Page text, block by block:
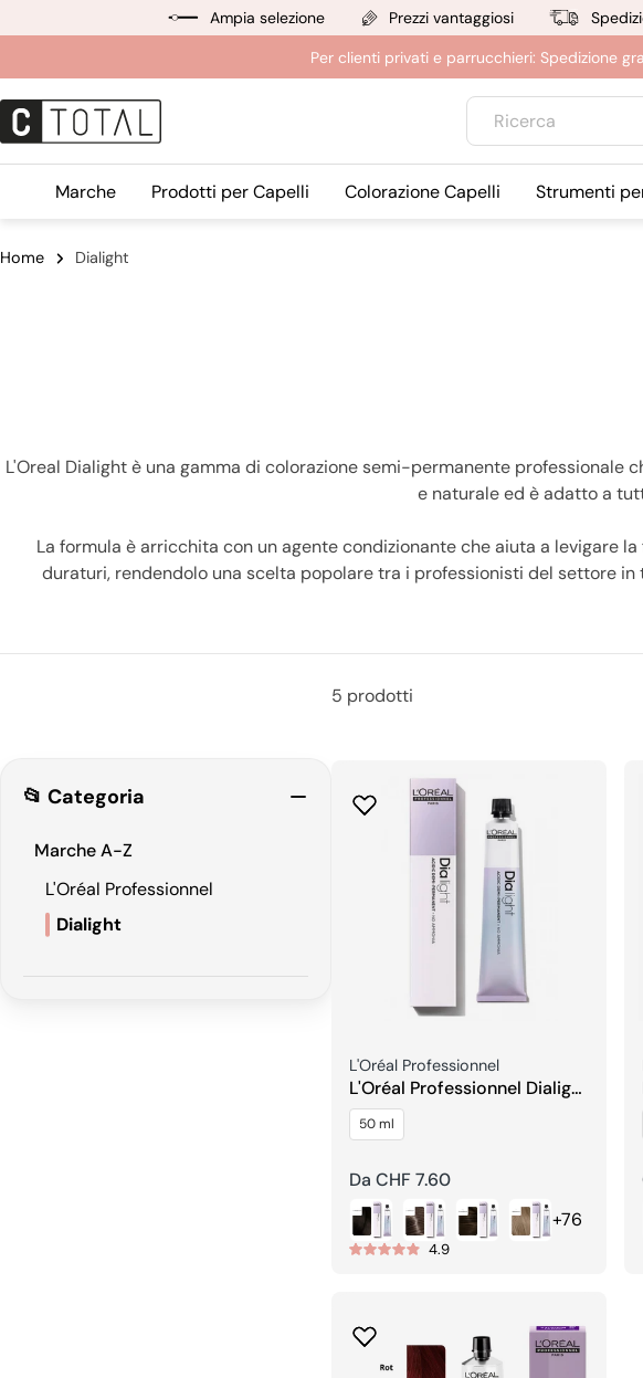
al
Ampia selezione Prezzi vantaggiosi
Per clienti privati e parrucchieri: Spedizione
Ricerca
Marche Prodotti per Capelli Colorazione Capelli Strumenti
Home Dialight
L'Oreal Dialight è una gamma di colorazione semi-permanente
e naturale ed è adatto a
La formula è arricchita con un agente condizionante che aiuta a levigare
duraturi, rendendolo una scelta popolare tra i professionisti del settore
📂 Categoria
Marche A-Z
L'Oréal Professionnel
Dialight
5 prodotti
Venditore:
L'Oréal Professionnel
L'Oréal Professionnel Dialight
Tinta per Capelli
50 ml
Prezzo
regolare
Da CHF 7.60
+76
4.9